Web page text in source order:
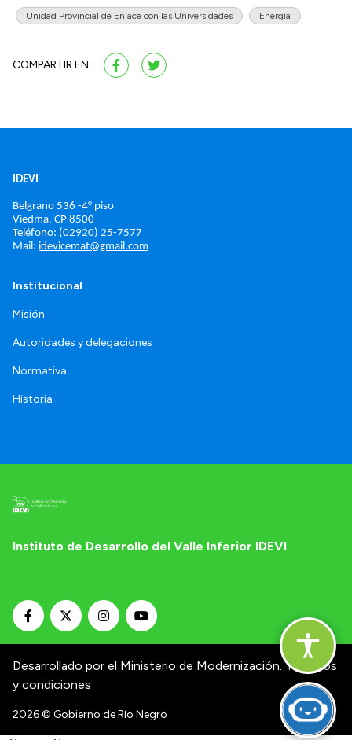
Unidad Provincial de Enlace con las Universidades Energía
COMPARTIR EN:
IDEVI
Belgrano 536 -4° piso
Viedma. CP 8500
Teléfono: (02920) 25-7577
Mail: idevicemat@gmail.com
Institucional
Misión
Autoridades y delegaciones
Normativa
Historia
Instituto de Desarrollo del Valle Inferior IDEVI
Desarrollado por el Ministerio de Modernización. Términos
y condiciones
2026© Gobierno de Río Negro